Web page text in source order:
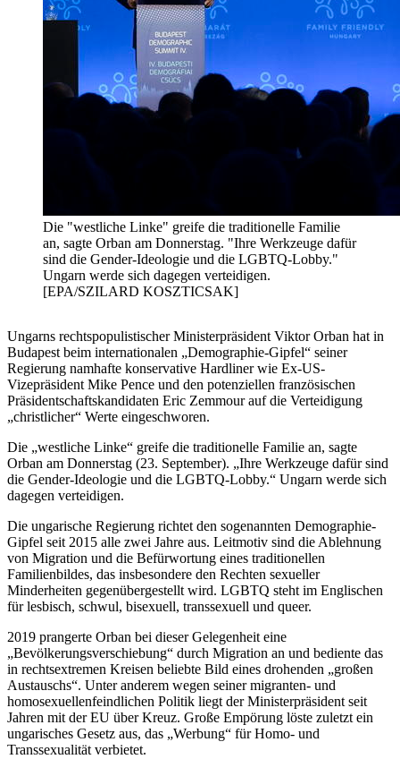
Die "westliche Linke" greife die traditionelle Familie
an, sagte Orban am Donnerstag. "Ihre Werkzeuge dafür
sind die Gender-Ideologie und die LGBTQ-Lobby."
Ungarn werde sich dagegen verteidigen.
[EPA/SZILARD KOSZTICSAK]
Ungarns rechtspopulistischer Ministerpräsident Viktor Orban hat in
Budapest beim internationalen „Demographie-Gipfel“ seiner
Regierung namhafte konservative Hardliner wie Ex-US-
Vizepräsident Mike Pence und den potenziellen französischen
Präsidentschaftskandidaten Eric Zemmour auf die Verteidigung
„christlicher“ Werte eingeschworen.
Die „westliche Linke“ greife die traditionelle Familie an, sagte
Orban am Donnerstag (23. September). „Ihre Werkzeuge dafür sind
die Gender-Ideologie und die LGBTQ-Lobby.“ Ungarn werde sich
dagegen verteidigen.
Die ungarische Regierung richtet den sogenannten Demographie-
Gipfel seit 2015 alle zwei Jahre aus. Leitmotiv sind die Ablehnung
von Migration und die Befürwortung eines traditionellen
Familienbildes, das insbesondere den Rechten sexueller
Minderheiten gegenübergestellt wird. LGBTQ steht im Englischen
für lesbisch, schwul, bisexuell, transsexuell und queer.
2019 prangerte Orban bei dieser Gelegenheit eine
„Bevölkerungsverschiebung“ durch Migration an und bediente das
in rechtsextremen Kreisen beliebte Bild eines drohenden „großen
Austauschs“. Unter anderem wegen seiner migranten- und
homosexuellenfeindlichen Politik liegt der Ministerpräsident seit
Jahren mit der EU über Kreuz. Große Empörung löste zuletzt ein
ungarisches Gesetz aus, das „Werbung“ für Homo- und
Transsexualität verbietet.